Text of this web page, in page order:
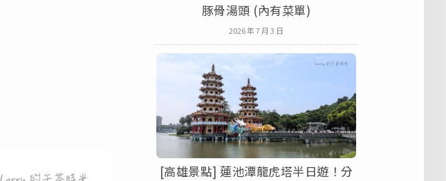
豚骨湯頭 (內有菜單)
2026 年 7 月 3 日
[高雄景點] 蓮池潭龍虎塔半日遊！分